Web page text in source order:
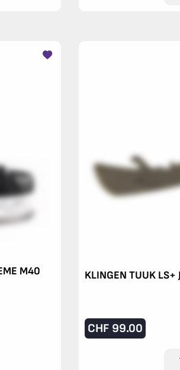
M40
KLINGEN TUUK
CHF 99.00